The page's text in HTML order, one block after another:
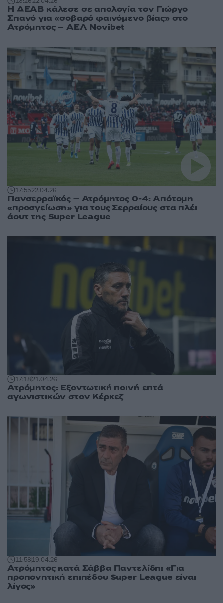
Η ΔΕΑΒ κάλεσε σε απολογία τον Γιώργο
Σπανό για «σοβαρό φαινόμενο βίας» στο
Ατρόμητος – ΑΕΛ Novibet
17:5522.04.26
Πανσερραϊκός – Ατρόμητος 0-4: Απότομη
«προσγείωση» για τους Σερραίους στα πλέι
άουτ της Super League
17:1821.04.26
Ατρόμητος: Εξοντωτική ποινή επτά
αγωνιστικών στον Κέρκεζ
11:5819.04.26
Ατρόμητος κατά Σάββα Παντελίδη: «Για
προπονητική επιπέδου Super League είναι
λίγος»